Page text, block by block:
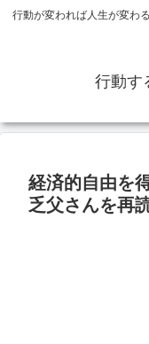
行動が変われば人生が変わ
行動す
経済的自由を
乏父さんを再